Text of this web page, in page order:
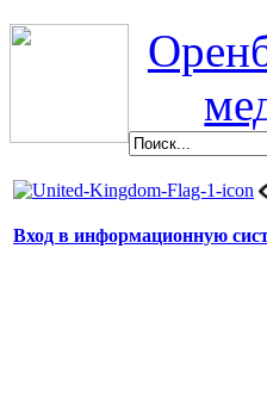
Вход в информационную